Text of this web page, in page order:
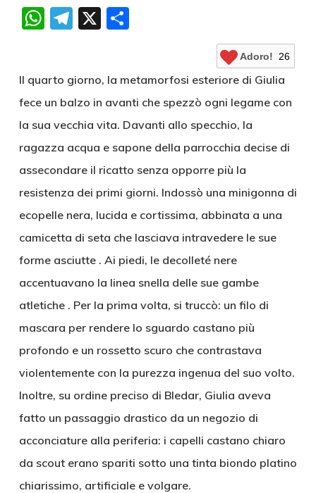
WhatsApp
Telegram
X Condividi
Adoro! 26
Il quarto giorno, la metamorfosi esteriore di Giulia
fece un balzo in avanti che spezzò ogni legame con
la sua vecchia vita. Davanti allo specchio, la
ragazza acqua e sapone della parrocchia decise di
assecondare il ricatto senza opporre più la
resistenza dei primi giorni. Indossò una minigonna di
ecopelle nera, lucida e cortissima, abbinata a una
camicetta di seta che lasciava intravedere le sue
forme asciutte . Ai piedi, le decolleté nere
accentuavano la linea snella delle sue gambe
atletiche . Per la prima volta, si truccò: un filo di
mascara per rendere lo sguardo castano più
profondo e un rossetto scuro che contrastava
violentemente con la purezza ingenua del suo volto.
Inoltre, su ordine preciso di Bledar, Giulia aveva
fatto un passaggio drastico da un negozio di
acconciature alla periferia: i capelli castano chiaro
da scout erano spariti sotto una tinta biondo platino
chiarissimo, artificiale e volgare.